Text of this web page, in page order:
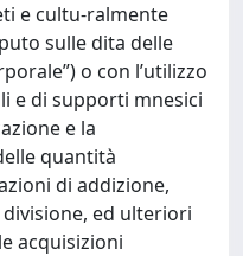
e cultu-ralmente
sulle dita delle
o con l’utilizzo
e di supporti mnesici
e la
quantità
di addizione,
ed ulteriori
acquisizioni